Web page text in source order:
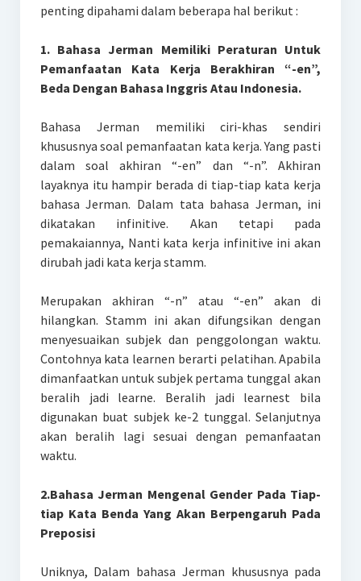
penting dipahami dalam beberapa hal berikut :
1. Bahasa Jerman Memiliki Peraturan Untuk
Pemanfaatan Kata Kerja Berakhiran “-en”,
Beda Dengan Bahasa Inggris Atau Indonesia.
Bahasa Jerman memiliki ciri-khas sendiri
khususnya soal pemanfaatan kata kerja. Yang pasti
dalam soal akhiran “-en” dan “-n”. Akhiran
layaknya itu hampir berada di tiap-tiap kata kerja
bahasa Jerman. Dalam tata bahasa Jerman, ini
dikatakan infinitive. Akan tetapi pada
pemakaiannya, Nanti kata kerja infinitive ini akan
dirubah jadi kata kerja stamm.
Merupakan akhiran “-n” atau “-en” akan di
hilangkan. Stamm ini akan difungsikan dengan
menyesuaikan subjek dan penggolongan waktu.
Contohnya kata learnen berarti pelatihan. Apabila
dimanfaatkan untuk subjek pertama tunggal akan
beralih jadi learne. Beralih jadi learnest bila
digunakan buat subjek ke-2 tunggal. Selanjutnya
akan beralih lagi sesuai dengan pemanfaatan
waktu.
2.Bahasa Jerman Mengenal Gender Pada Tiap-
tiap Kata Benda Yang Akan Berpengaruh Pada
Preposisi
Uniknya, Dalam bahasa Jerman khususnya pada